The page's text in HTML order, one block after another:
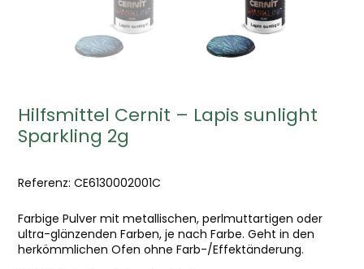
Hilfsmittel Cernit – Lapis sunlight
Sparkling 2g
Referenz: CE6130002001C
Farbige Pulver mit metallischen, perlmuttartigen oder
ultra-glänzenden Farben, je nach Farbe. Geht in den
herkömmlichen Ofen ohne Farb-/Effektänderung.